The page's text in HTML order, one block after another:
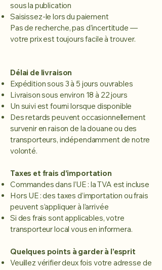
sous la publication
Saisissez-le lors du paiement
Pas de recherche, pas d’incertitude —
votre prix est toujours facile à trouver.
Délai de livraison
Expédition sous 3 à 5 jours ouvrables
Livraison sous environ 18 à 22 jours
Un suivi est fourni lorsque disponible
Des retards peuvent occasionnellement
survenir en raison de la douane ou des
transporteurs, indépendamment de notre
volonté.
Taxes et frais d’importation
Commandes dans l’UE : la TVA est incluse
Hors UE : des taxes d’importation ou frais
peuvent s’appliquer à l’arrivée
Si des frais sont applicables, votre
transporteur local vous en informera.
Quelques points à garder à l’esprit
Veuillez vérifier deux fois votre adresse de